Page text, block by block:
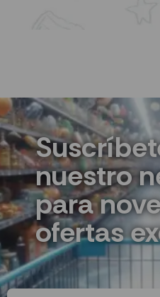
nuestro
para
ofertas